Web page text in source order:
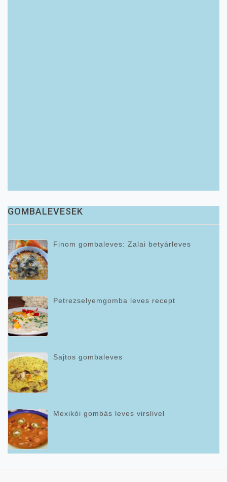
GOMBALEVESEK
Finom gombaleves: Zalai betyárleves
Petrezselyemgomba leves recept
Sajtos gombaleves
Mexikói gombás leves virslivel